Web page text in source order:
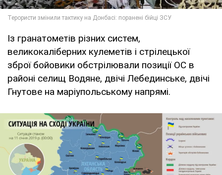
Із гранатометів різних систем,
великокаліберних кулеметів і стрілецької
зброї бойовики обстрілювали позиції ОС в
районі селищ Водяне, двічі Лебединське, двічі
Гнутове на маріупольському напрямі.